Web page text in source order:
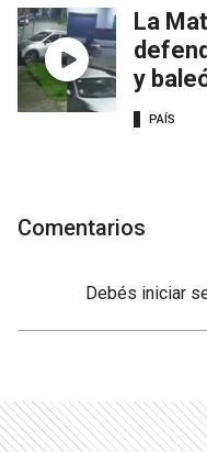
La
y
PAÍS
Comentarios
Debés iniciar